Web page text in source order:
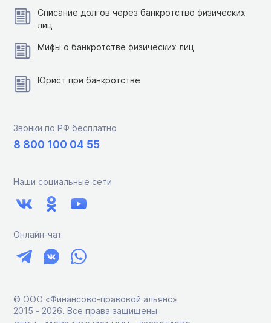
Списание долгов через банкротство физических
лиц
Мифы о банкротстве физических лиц
Юрист при банкротстве
Звонки по РФ бесплатно
8 800 100 04 55
Наши социальные сети
Онлайн-чат
© ООО «Финансово-правовой альянс»
2015 ‑ 2026. Все права защищены